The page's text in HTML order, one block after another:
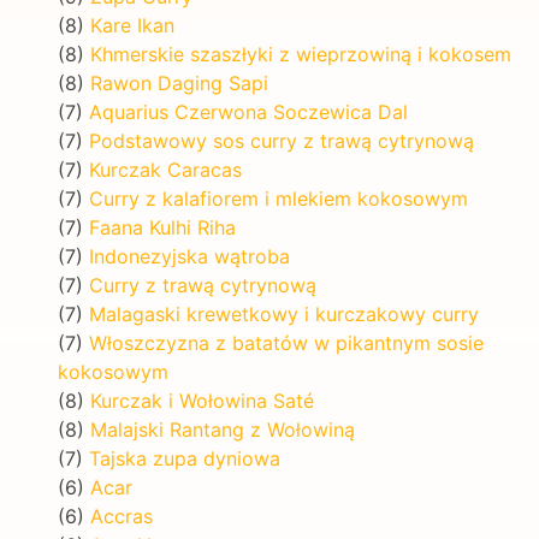
(8) Kare Ikan
(8) Khmerskie szaszłyki z wieprzowiną i kokosem
(8) Rawon Daging Sapi
(7) Aquarius Czerwona Soczewica Dal
(7) Podstawowy sos curry z trawą cytrynową
(7) Kurczak Caracas
(7) Curry z kalafiorem i mlekiem kokosowym
(7) Faana Kulhi Riha
(7) Indonezyjska wątroba
(7) Curry z trawą cytrynową
(7) Malagaski krewetkowy i kurczakowy curry
(7) Włoszczyzna z batatów w pikantnym sosie
kokosowym
(8) Kurczak i Wołowina Saté
(8) Malajski Rantang z Wołowiną
(7) Tajska zupa dyniowa
(6) Acar
(6) Accras